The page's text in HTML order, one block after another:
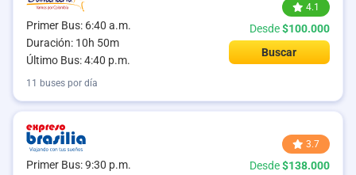
Primer Bus: 6:40 a.m.
Duración: 10h 50m
Último Bus: 4:40 p.m.
4.1
Desde$100.000
Buscar
11 buses por día
Primer Bus: 9:30 p.m.
3.7
Desde$138.000